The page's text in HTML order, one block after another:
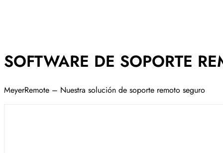
SOFTWARE DE SOPORTE
MeyerRemote – Nuestra solución de soporte remoto seguro